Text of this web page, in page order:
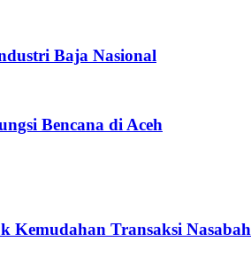
Baja Nasional
Bencana di Aceh
Kemudahan Transaksi Nasabah